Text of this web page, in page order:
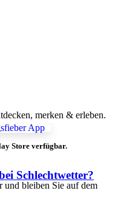
merken & erleben.
Store verfügbar.
Schlechtwetter?
und bleiben Sie auf dem